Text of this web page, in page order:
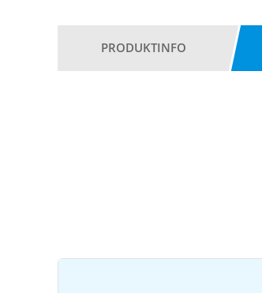
PRODUKTINFO